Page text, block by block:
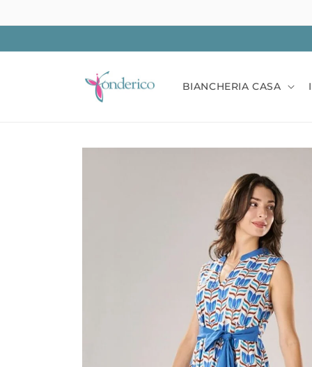
ai contenuti
BIANCHERIA CASA
Passa alle